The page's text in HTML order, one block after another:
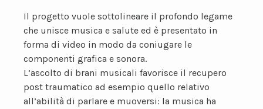
Il progetto vuole sottolineare il profondo legame
che unisce musica e salute ed è presentato in
forma di video in modo da coniugare le
componenti grafica e sonora.
L’ascolto di brani musicali favorisce il recupero
post traumatico ad esempio quello relativo
all’abilità di parlare e muoversi: la musica ha